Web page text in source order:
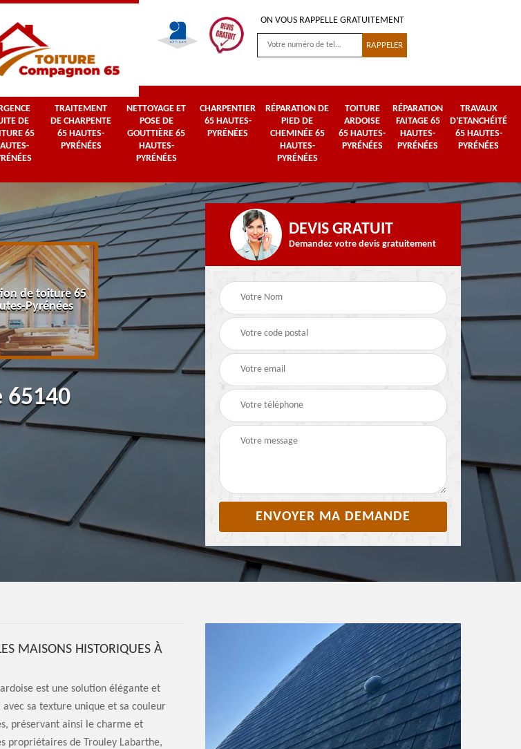
ON VOUS RAPPELLE GRATUITEMENT
DE
65
TRAITEMENT
DE CHARPENTE
65 HAUTES-
PYRÉNÉES
NETTOYAGE ET
POSE DE
GOUTTIÈRE 65
HAUTES-
PYRÉNÉES
CHARPENTIER
65 HAUTES-
PYRÉNÉES
RÉPARATION DE
PIED DE
CHEMINÉE 65
HAUTES-
PYRÉNÉES
TOITURE
ARDOISE
65 HAUTES-
PYRÉNÉES
RÉPARATION
FAITAGE 65
HAUTES-
PYRÉNÉES
TRAVAUX
D'ETANCHÉITÉ
65 HAUTES-
PYRÉNÉES
de toiture 65
Pyrénées
Couvreur 65 Hautes-
Travaux de zinguerie
Urgence fuite de
toiture 65 Hautes-
Pyrénées
65140
DEVIS GRATUIT
Demandez votre devis gratuitement
MAISONS HISTORIQUES À
est une solution élégante et
sa texture unique et sa couleur
préservant ainsi le charme et
propriétaires de Trouley Labarthe,